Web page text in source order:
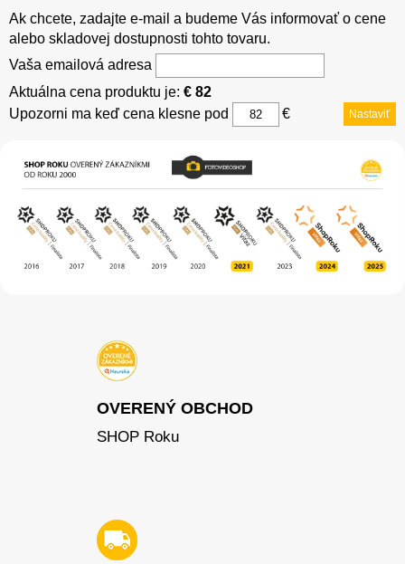
Ak chcete, zadajte e-mail a budeme Vás informovať o cene
alebo skladovej dostupnosti tohto tovaru.
Vaša emailová adresa
Aktuálna cena produktu je: € 82
Upozorni ma keď cena klesne pod
€ Nastaviť
OVERENÝ OBCHOD
SHOP Roku